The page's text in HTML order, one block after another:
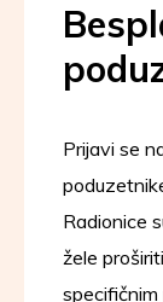
Prijavi se
Radionice
žele
specifičnim